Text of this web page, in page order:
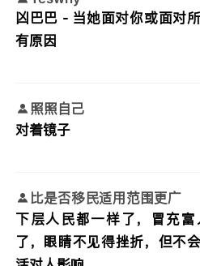
凶巴巴 - 当她面对你或面对
有原因
照照自己
对着镜子
比是否移民适用范围更广
下层人民都一样了，冒充
了，眼睛不见得挫折，但不